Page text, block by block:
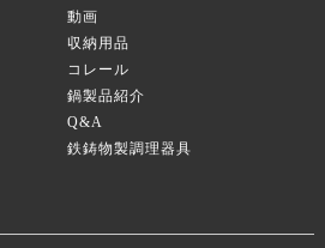
動画
収納用品
コレール
鍋製品紹介
Q&A
鉄鋳物製調理器具